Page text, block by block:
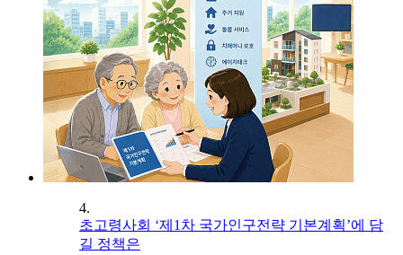
4.
초고령사회 ‘제1차 국가인구전략 기본계획’에 담
길 정책은